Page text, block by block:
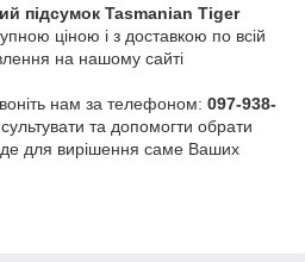
підсумок Tasmanian Tiger
ціною і з доставкою по всій
на нашому сайті
нам за телефоном: 097-938-
та допомогти обрати
для вирішення саме Ваших